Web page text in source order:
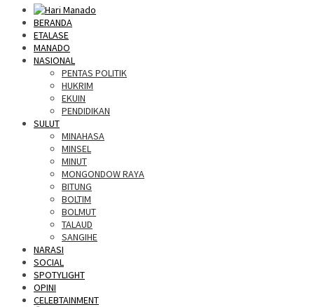
BERANDA
ETALASE
MANADO
NASIONAL
PENTAS POLITIK
HUKRIM
EKUIN
PENDIDIKAN
SULUT
MINAHASA
MINSEL
MINUT
MONGONDOW RAYA
BITUNG
BOLTIM
BOLMUT
TALAUD
SANGIHE
NARASI
SOCIAL
SPOTYLIGHT
OPINI
CELEBTAINMENT